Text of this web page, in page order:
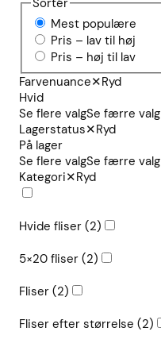
Mest populære
Pris – lav til høj
Pris – høj til lav
Farvenuance✕Ryd
Hvid
Se flere valgSe færre valg
Lagerstatus✕Ryd
På lager
Se flere valgSe færre valg
Kategori✕Ryd
Hvide fliser (2)
5×20 fliser (2)
Fliser (2)
Fliser efter størrelse (2)